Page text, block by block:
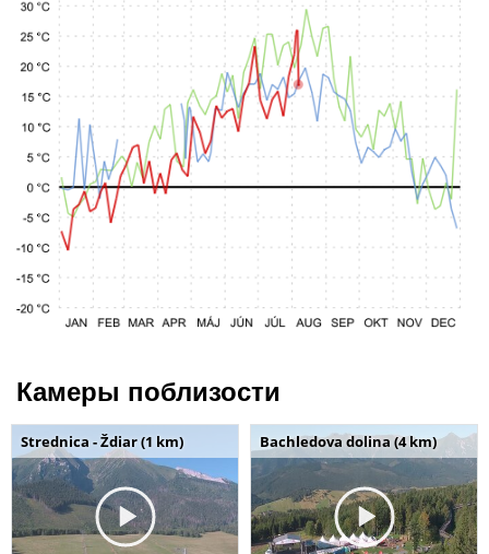
Камеры поблизости
Strednica - Ždiar (1 km) Bachledova dolina (4 km)